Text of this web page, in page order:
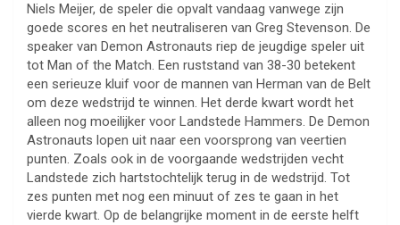
Niels Meijer, de speler die opvalt vandaag vanwege zijn
goede scores en het neutraliseren van Greg Stevenson. De
speaker van Demon Astronauts riep de jeugdige speler uit
tot Man of the Match. Een ruststand van 38-30 betekent
een serieuze kluif voor de mannen van Herman van de Belt
om deze wedstrijd te winnen. Het derde kwart wordt het
alleen nog moeilijker voor Landstede Hammers. De Demon
Astronauts lopen uit naar een voorsprong van veertien
punten. Zoals ook in de voorgaande wedstrijden vecht
Landstede zich hartstochtelijk terug in de wedstrijd. Tot
zes punten met nog een minuut of zes te gaan in het
vierde kwart. Op de belangrijke moment in de eerste helft